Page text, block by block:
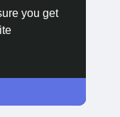
you get